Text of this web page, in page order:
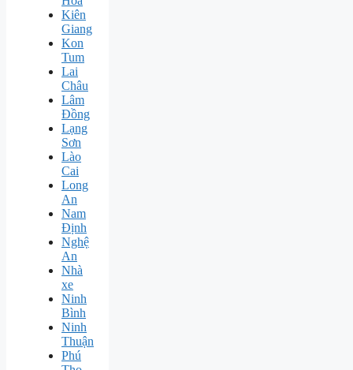
Kiên
Giang
Kon
Tum
Lai
Châu
Lâm
Đồng
Lạng
Sơn
Lào
Cai
Long
An
Nam
Định
Nghệ
An
Nhà
xe
Ninh
Bình
Ninh
Thuận
Phú